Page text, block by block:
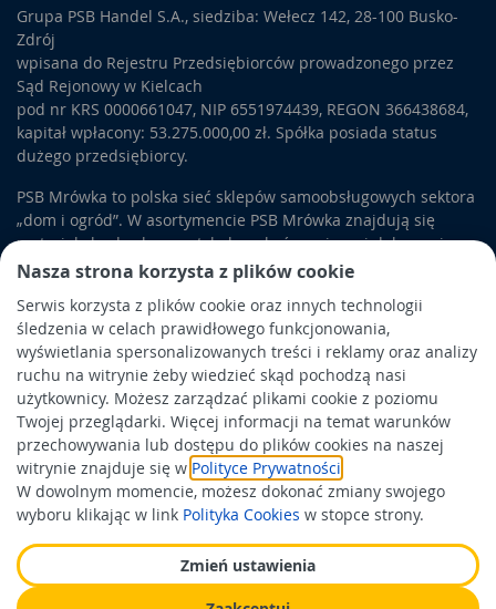
Nasza strona korzysta z plików cookie
Serwis korzysta z plików cookie oraz innych technologii
śledzenia w celach prawidłowego funkcjonowania,
wyświetlania spersonalizowanych treści i reklamy oraz analizy
ruchu na witrynie żeby wiedzieć skąd pochodzą nasi
użytkownicy. Możesz zarządzać plikami cookie z poziomu
Twojej przeglądarki. Więcej informacji na temat warunków
przechowywania lub dostępu do plików cookies na naszej
witrynie znajduje się w Polityce Prywatności
W dowolnym momencie, możesz dokonać zmiany swojego
wyboru klikając w link Polityka Cookies w stopce strony.
Zmień ustawienia
Grupa PSB Handel S.A., siedziba: Wełecz 142, 28-100 Busko-
Zdrój
wpisana do Rejestru Przedsiębiorców prowadzonego przez
Sąd Rejonowy w Kielcach
pod nr KRS 0000661047, NIP 6551974439, REGON 366438684,
kapitał wpłacony: 53.275.000,00 zł. Spółka posiada status
dużego przedsiębiorcy.
PSB Mrówka to polska sieć sklepów samoobsługowych sektora
„dom i ogród”. W asortymencie PSB Mrówka znajdują się
materiały budowlane, artykuły wykończeniowe i dekoracyjne,
wyposażenie łazienek i kuchni, elektronarzędzia, a także
artykuły związane z ogrodem i otoczeniem domu.
Obowiązek informacyjny
Polityka prywatności
Polityka Cookies
Odbiór zużytego sprzętu
Wspierają nas: